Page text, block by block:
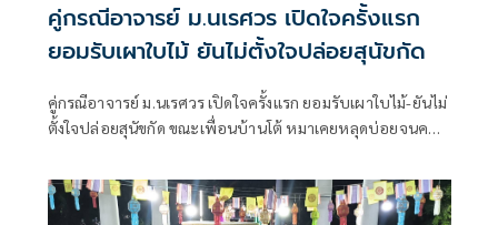
คู่กรณีอาจารย์ ม.นเรศวร เปิดใจครั้งแรก
ยอมรับเผาใบไม้ ยันไม่ตั้งใจปล่อยสุนัขกัด
คู่กรณีอาจารย์ ม.นเรศวร เปิดใจครั้งแรก ยอมรับเผาใบไม้-ยันไม่
ตั้งใจปล่อยสุนัขกัด ขณะเพื่อนบ้านโต้ หมาเคยหลุดบ่อยจนคน